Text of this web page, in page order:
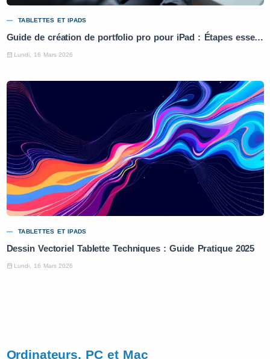
TABLETTES ET IPADS
Guide de création de portfolio pro pour iPad : Étapes essentielles
Lundi, 16 Mars 2026
TABLETTES ET IPADS
Dessin Vectoriel Tablette Techniques : Guide Pratique 2025
Lundi, 16 Mars 2026
Ordinateurs, PC et Mac